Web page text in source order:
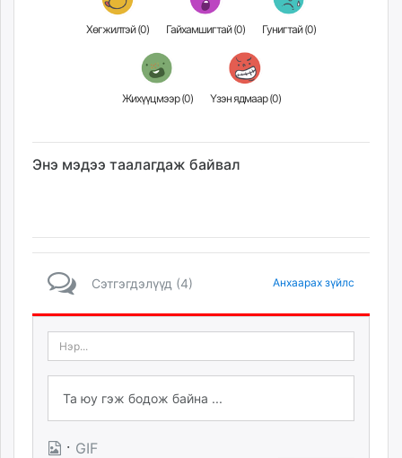
Хөгжилтэй (0) Гайхамшигтай (0) Гунигтай (0)
Жихүүцмээр (0) Үзэн ядмаар (0)
Энэ мэдээ таалагдаж байвал
Сэтгэгдэлүүд (4) Анхаарах зүйлс
· GIF